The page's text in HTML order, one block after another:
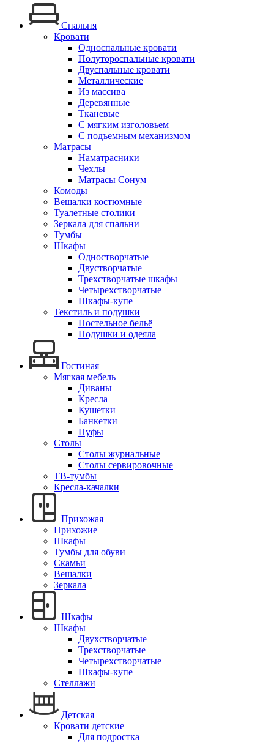
Спальня
Кровати
Односпальные кровати
Полутороспальные кровати
Двуспальные кровати
Металлические
Из массива
Деревянные
Тканевые
С мягким изголовьем
С подъемным механизмом
Матрасы
Наматрасники
Чехлы
Матрасы Сонум
Комоды
Вешалки костюмные
Туалетные столики
Зеркала для спальни
Тумбы
Шкафы
Одностворчатые
Двустворчатые
Трехстворчатые шкафы
Четырехстворчатые
Шкафы-купе
Текстиль и подушки
Постельное бельё
Подушки и одеяла
Гостиная
Мягкая мебель
Диваны
Кресла
Кушетки
Банкетки
Пуфы
Столы
Столы журнальные
Столы сервировочные
ТВ-тумбы
Кресла-качалки
Прихожая
Прихожие
Шкафы
Тумбы для обуви
Скамьи
Вешалки
Зеркала
Шкафы
Шкафы
Двухстворчатые
Трехстворчатые
Четырехстворчатые
Шкафы-купе
Стеллажи
Детская
Кровати детские
Для подростка